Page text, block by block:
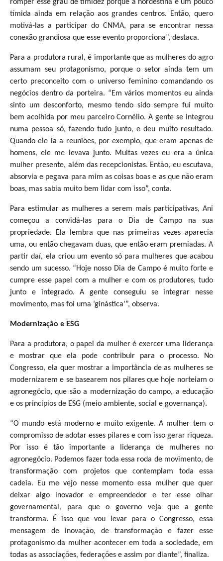
romper esse grau de timidez porque a nordestina é um pouco
tímida ainda em relação aos grandes centros. Então, quero
motivá-las a participar do CNMA, para se encontrar nessa
conexão grandiosa que esse evento proporciona”, destaca.
Para a produtora rural, é importante que as mulheres do agro
assumam seu protagonismo, porque o setor ainda tem um
certo preconceito com o universo feminino comandando os
negócios dentro da porteira. “Em vários momentos eu ainda
sinto um desconforto, mesmo tendo sido sempre fui muito
bem acolhida por meu parceiro Cornélio. A gente se integrou
numa pessoa só, fazendo tudo junto, e deu muito resultado.
Quando ele ia a reuniões, por exemplo, que eram apenas de
homens, ele me levava junto. Muitas vezes eu era a única
mulher presente, além das recepcionistas. Então, eu escutava,
absorvia e pegava para mim as coisas boas e as que não eram
boas, mas sabia muito bem lidar com isso”, conta.
Para estimular as mulheres a serem mais participativas, Ani
começou a convidá-las para o Dia de Campo na sua
propriedade. Ela lembra que nas primeiras vezes aparecia
uma, ou então chegavam duas, que então eram premiadas. A
partir daí, ela criou um evento só para mulheres que acabou
sendo um sucesso. “Hoje nosso Dia de Campo é muito forte e
cumpre esse papel com a mulher e com os produtores, tudo
junto e integrado. A gente conseguiu se integrar nesse
movimento, mas foi uma ‘ginástica’”, observa.
Modernização e ESG
Para a produtora, o papel da mulher é exercer uma liderança
e mostrar que ela pode contribuir para o processo. No
Congresso, ela quer mostrar a importância de as mulheres se
modernizarem e se basearem nos pilares que hoje norteiam o
agronegócio, que são a modernização do campo, a educação
e os princípios de ESG (meio ambiente, social e governança).
“O mundo está moderno e muito exigente. A mulher tem o
compromisso de adotar esses pilares e com isso gerar riqueza.
Por isso é tão importante a liderança de mulheres no
agronegócio. Podemos fazer toda essa roda de movimento, de
transformação com projetos que contemplam toda essa
cadeia. Eu me vejo nesse momento essa mulher que quer
deixar algo inovador e empreendedor e ter esse olhar
governamental, para que o governo veja que a gente
transforma. É isso que vou levar para o Congresso, essa
mensagem de inovação, de transformação e fazer esse
protagonismo da mulher acontecer em toda a sociedade, em
todas as associações, federações e assim por diante”, finaliza.